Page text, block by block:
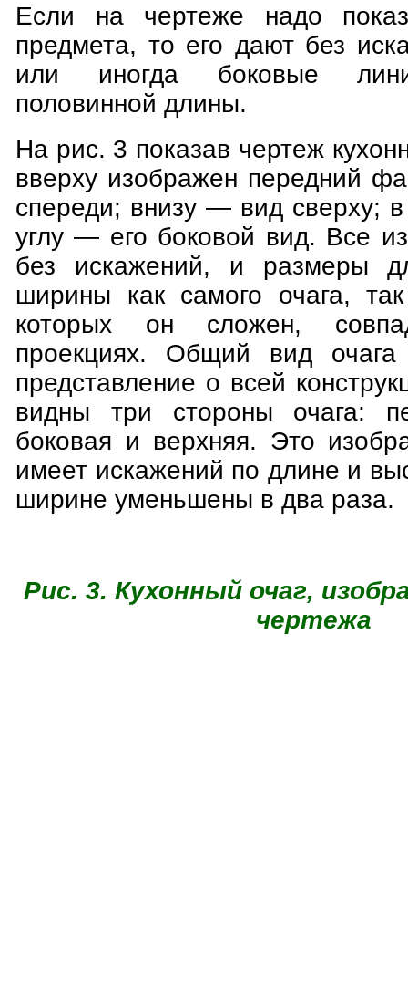
Если на чертеже надо
предмета, то его дают без
или иногда боковые
половинной длины.
На рис. 3 показав чертеж
вверху изображен передний
спереди; внизу — вид сверху;
углу — его боковой вид. Все
без искажений, и размеры
ширины как самого очага,
которых он сложен,
проекциях. Общий вид очага
представление о всей
видны три стороны очага:
боковая и верхняя. Это
имеет искажений по длине и
ширине уменьшены в два раза.
Рис. 3. Кухонный очаг,
чертежа